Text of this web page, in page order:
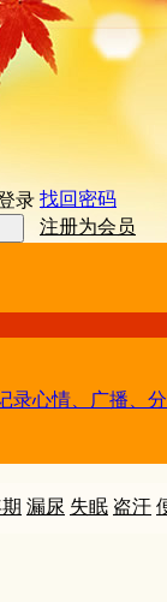
录 找回密码
注册为会员
录心情、广播、
漏尿 失眠 盗汗